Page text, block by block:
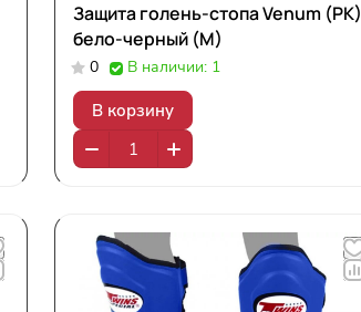
Защита голень-стопа Venum (РК)
бело-черный (M)
0 В наличии: 1
В корзину